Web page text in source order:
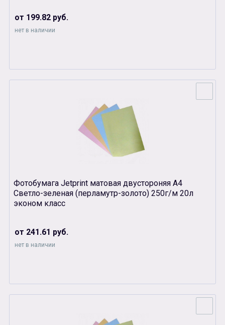
от 199.82 руб.
нет в наличии
Фотобумага Jetprint матовая двустороняя А4
Светло-зеленая (перламутр-золото) 250г/м 20л
эконом класс
от 241.61 руб.
нет в наличии